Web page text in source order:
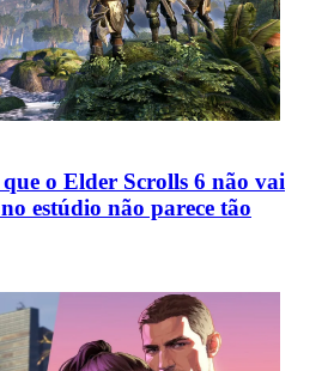
o Elder Scrolls 6 não vai
estúdio não parece tão